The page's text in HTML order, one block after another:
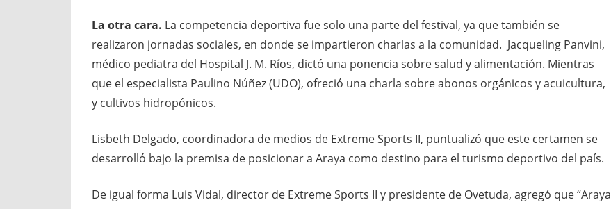
La otra cara. La competencia deportiva fue solo una parte del festival, ya que también se
realizaron jornadas sociales, en donde se impartieron charlas a la comunidad. Jacqueling Panvini,
médico pediatra del Hospital J. M. Ríos, dictó una ponencia sobre salud y alimentación. Mientras
que el especialista Paulino Núñez (UDO), ofreció una charla sobre abonos orgánicos y acuicultura,
y cultivos hidropónicos.
Lisbeth Delgado, coordinadora de medios de Extreme Sports II, puntualizó que este certamen se
desarrolló bajo la premisa de posicionar a Araya como destino para el turismo deportivo del país.
De igual forma Luis Vidal, director de Extreme Sports II y presidente de Ovetuda, agregó que “Araya